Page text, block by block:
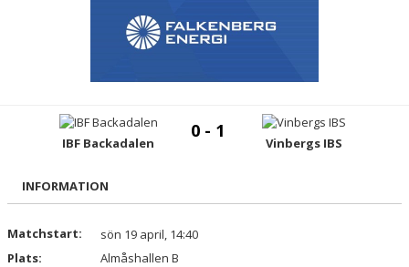
BILDGALLERI
DOKUMENT
MATCHER
IBF Backadalen
0 - 1
Vinbergs IBS
INFORMATION
Matchstart:
sön 19 april, 14:40
Plats:
Almåshallen B